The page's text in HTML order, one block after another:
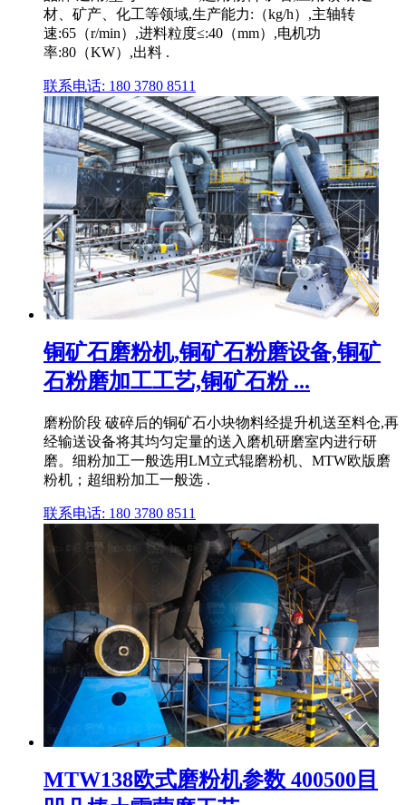
材、矿产、化工等领域,生产能力:（kg/h）,主轴转
速:65（r/min）,进料粒度≤:40（mm）,电机功
率:80（KW）,出料 .
联系电话: 180 3780 8511
铜矿石磨粉机,铜矿石粉磨设备,铜矿
石粉磨加工工艺,铜矿石粉 ...
磨粉阶段 破碎后的铜矿石小块物料经提升机送至料仓,再
经输送设备将其均匀定量的送入磨机研磨室内进行研
磨。细粉加工一般选用LM立式辊磨粉机、MTW欧版磨
粉机；超细粉加工一般选 .
联系电话: 180 3780 8511
MTW138欧式磨粉机参数 400500目